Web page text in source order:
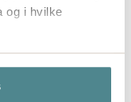
og i hvilke